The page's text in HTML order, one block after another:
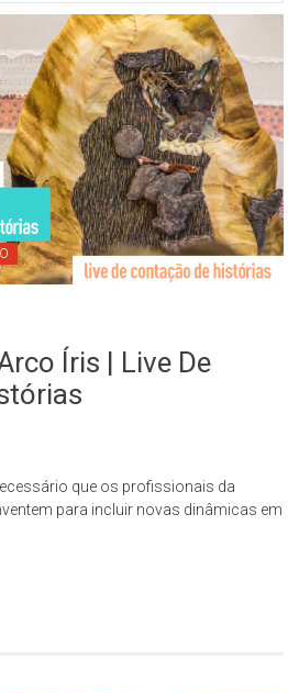
Íris | Live De
que os profissionais da
para incluir novas dinâmicas em